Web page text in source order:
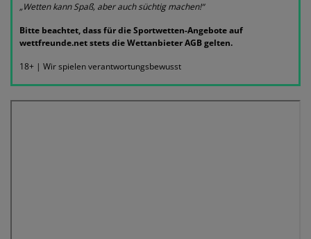
„Wetten kann Spaß, aber auch süchtig machen!“
Bitte beachtet, dass für die Sportwetten-Angebote auf
wettfreunde.net stets die Wettanbieter AGB gelten.
18+ | Wir spielen verantwortungsbewusst